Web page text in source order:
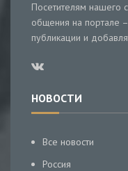
Посетителям нашего
общения на портале
публикации и
НОВОСТИ
Все новости
Россия